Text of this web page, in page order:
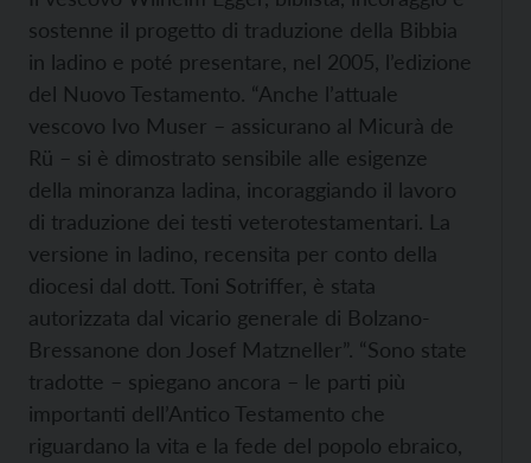
sostenne il progetto di traduzione della Bibbia
in ladino e poté presentare, nel 2005, l’edizione
del Nuovo Testamento. “Anche l’attuale
vescovo Ivo Muser – assicurano al Micurà de
Rü – si è dimostrato sensibile alle esigenze
della minoranza ladina, incoraggiando il lavoro
di traduzione dei testi veterotestamentari. La
versione in ladino, recensita per conto della
diocesi dal dott. Toni Sotriffer, è stata
autorizzata dal vicario generale di Bolzano-
Bressanone don Josef Matzneller”. “Sono state
tradotte – spiegano ancora – le parti più
importanti dell’Antico Testamento che
riguardano la vita e la fede del popolo ebraico,